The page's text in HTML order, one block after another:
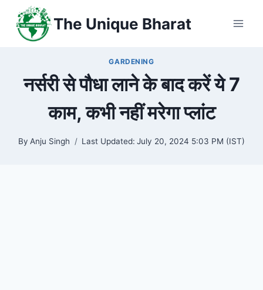
content
The Unique Bharat
GARDENING
नर्सरी से पौधा लाने के बाद करें ये 7
काम, कभी नहीं मरेगा प्लांट
By Anju Singh Last Updated: July 20, 2024 5:03 PM (IST)